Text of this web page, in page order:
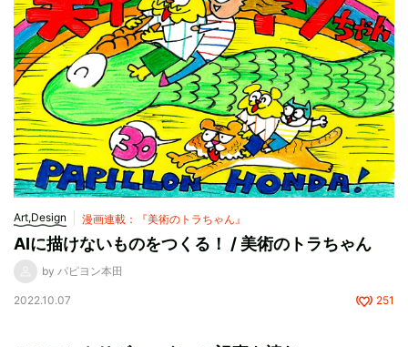
Art,Design 漫画連載：『美術のトラちゃん』
AIに描けないものをつくる！ / 美術のトラちゃん
by パピヨン本田
2022.10.07 251